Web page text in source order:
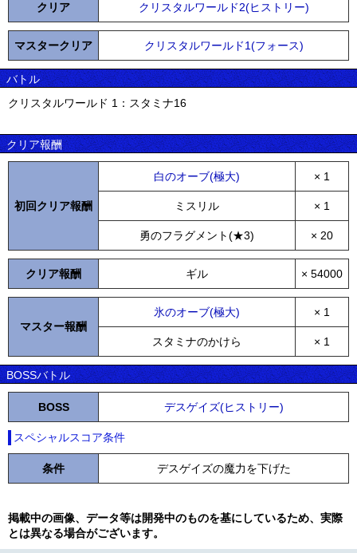
クリア クリスタルワールド2(ヒストリー)
マスタークリア クリスタルワールド1(フォース)
バトル
クリスタルワールド 1：スタミナ16
クリア報酬
初回クリア報酬
白のオーブ(極大) × 1
ミスリル × 1
勇のフラグメント(★3) × 20
クリア報酬 ギル × 54000
マスター報酬
氷のオーブ(極大) × 1
スタミナのかけら × 1
BOSSバトル
BOSS デスゲイズ(ヒストリー)
スペシャルスコア条件
条件 デスゲイズの魔力を下げた
掲載中の画像、データ等は開発中のものを基にしているため、実際
とは異なる場合がございます。